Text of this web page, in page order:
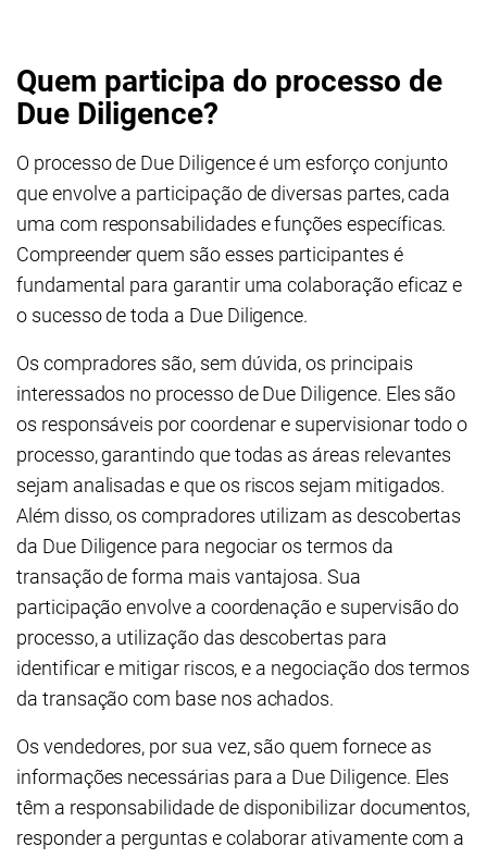
Quem participa do processo de
Due Diligence?
O processo de Due Diligence é um esforço conjunto
que envolve a participação de diversas partes, cada
uma com responsabilidades e funções específicas.
Compreender quem são esses participantes é
fundamental para garantir uma colaboração eficaz e
o sucesso de toda a Due Diligence.
Os compradores são, sem dúvida, os principais
interessados no processo de Due Diligence. Eles são
os responsáveis por coordenar e supervisionar todo o
processo, garantindo que todas as áreas relevantes
sejam analisadas e que os riscos sejam mitigados.
Além disso, os compradores utilizam as descobertas
da Due Diligence para negociar os termos da
transação de forma mais vantajosa. Sua
participação envolve a coordenação e supervisão do
processo, a utilização das descobertas para
identificar e mitigar riscos, e a negociação dos termos
da transação com base nos achados.
Os vendedores, por sua vez, são quem fornece as
informações necessárias para a Due Diligence. Eles
têm a responsabilidade de disponibilizar documentos,
responder a perguntas e colaborar ativamente com a